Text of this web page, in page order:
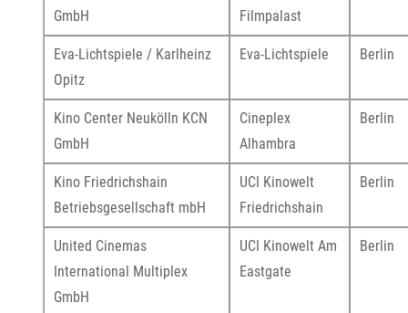
GmbH
Filmpalast
Eva-Lichtspiele / Karlheinz
Opitz
Eva-Lichtspiele Berlin
Kino Center Neukölln KCN
GmbH
Cineplex
Alhambra
Berlin
Kino Friedrichshain
Betriebsgesellschaft mbH
UCI Kinowelt
Friedrichshain
Berlin
United Cinemas
International Multiplex
GmbH
UCI Kinowelt Am
Eastgate
Berlin